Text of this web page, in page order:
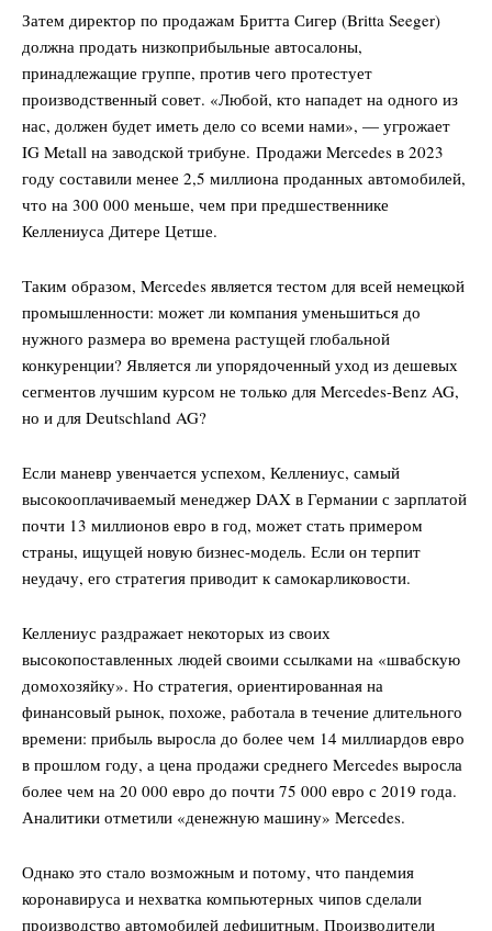
Затем директор по продажам Бритта Сигер (Britta Seeger)
должна продать низкоприбыльные автосалоны,
принадлежащие группе, против чего протестует
производственный совет. «Любой, кто нападет на одного из
нас, должен будет иметь дело со всеми нами», — угрожает
IG Metall на заводской трибуне. Продажи Mercedes в 2023
году составили менее 2,5 миллиона проданных автомобилей,
что на 300 000 меньше, чем при предшественнике
Келлениуса Дитере Цетше.
Таким образом, Mercedes является тестом для всей немецкой
промышленности: может ли компания уменьшиться до
нужного размера во времена растущей глобальной
конкуренции? Является ли упорядоченный уход из дешевых
сегментов лучшим курсом не только для Mercedes-Benz AG,
но и для Deutschland AG?
Если маневр увенчается успехом, Келлениус, самый
высокооплачиваемый менеджер DAX в Германии с зарплатой
почти 13 миллионов евро в год, может стать примером
страны, ищущей новую бизнес-модель. Если он терпит
неудачу, его стратегия приводит к самокарликовости.
Келлениус раздражает некоторых из своих
высокопоставленных людей своими ссылками на «швабскую
домохозяйку». Но стратегия, ориентированная на
финансовый рынок, похоже, работала в течение длительного
времени: прибыль выросла до более чем 14 миллиардов евро
в прошлом году, а цена продажи среднего Mercedes выросла
более чем на 20 000 евро до почти 75 000 евро с 2019 года.
Аналитики отметили «денежную машину» Mercedes.
Однако это стало возможным и потому, что пандемия
коронавируса и нехватка компьютерных чипов сделали
производство автомобилей дефицитным. Производители